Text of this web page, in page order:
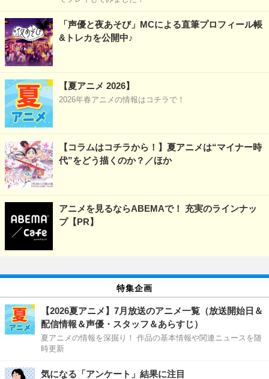
「声優と夜あそび」MCによる直筆プロフィール帳
&トレカを公開中♪
【夏アニメ 2026】
2026年春アニメの情報はコチラで！
【コラムはコチラから！】夏アニメは“マイナー時
代”をどう描くのか？／ほか
アニメを見るならABEMAで！ 充実のラインナッ
プ【PR】
特集企画
【2026夏アニメ】7月放送のアニメ一覧（放送開始日＆
配信情報＆声優・スタッフ＆あらすじ）
夏アニメの情報を深掘り！ 作品の基本情報や関連ニュースを随
時更新
気になる「アンケート」結果に注目